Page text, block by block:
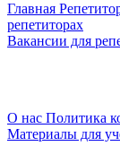
Главная
репетиторах
Вакансии для
О нас Политика
Материалы для